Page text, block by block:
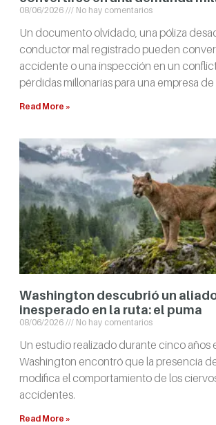
08/06/2026 No hay comentarios
Un documento olvidado, una póliza
conductor mal registrado pueden
accidente o una inspección en un
pérdidas millonarias para una empresa
Read More »
Washington descubrió un
inesperado en la ruta: el puma
08/06/2026 No hay comentarios
Un estudio realizado durante cinco años
Washington encontró que la presencia
modifica el comportamiento de los
accidentes.
Read More »